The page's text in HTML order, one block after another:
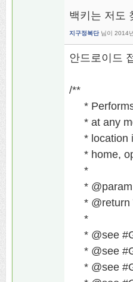
백키는 저도
지구정복단 님이 2014
안드로이드
/**
* Performs
* at any
* location
* home,
*
* @param
* @return
*
* @see
* @see
* @see